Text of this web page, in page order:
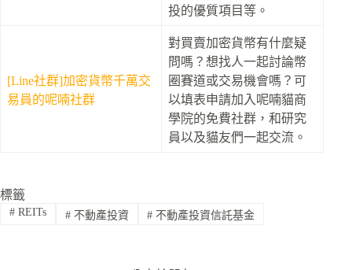
投的優質項目等。
[Line社群]加密貨幣千萬交
易員的呢喃社群
對買賣加密貨幣有什麼疑
問嗎？想找人一起討論幣
圈賽道或交易機會嗎？可
以填表申請加入呢喃貓商
學院的免費社群，和研究
員以及貓友們一起交流。
標籤
#REITs #不動產投資 # 不動產投資信託基金